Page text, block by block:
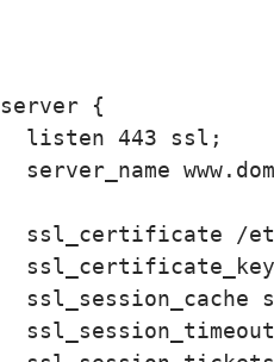
server {
listen 443 ssl;
server_name
ssl_certificate /
ssl_certificate_key
ssl_session_cache
ssl_session_timeout